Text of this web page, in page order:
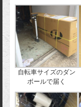
自転車サイズのダン
ボールで届く